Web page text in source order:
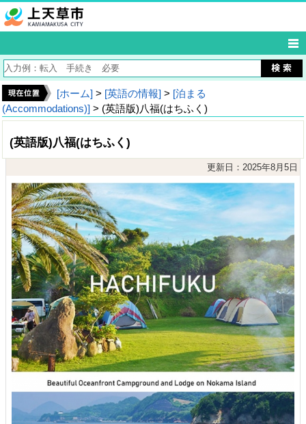
[ホーム] > [英語の情報] > [泊まる
(Accommodations)] > (英語版)八福(はちふく)
(英語版)八福(はちふく)
更新日：2025年8月5日